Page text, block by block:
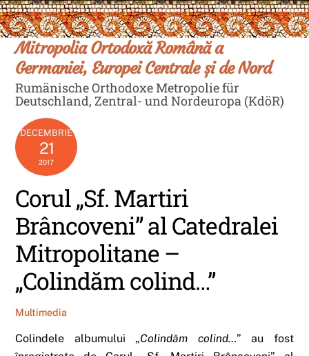
Skip
to
content
Mitropolia Ortodoxă Română a
Germaniei, Europei Centrale și de Nord
Rumänische Orthodoxe Metropolie für
Deutschland, Zentral- und Nordeuropa (KdöR)
DECEMBRIE
21
2017
Corul „Sf. Martiri
Brâncoveni” al Catedralei
Mitropolitane –
„Colindăm colind…”
Multimedia
Colindele albumului „Colindăm colind…” au fost